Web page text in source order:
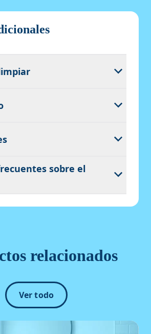
sobre el
relacionados
Ver todo